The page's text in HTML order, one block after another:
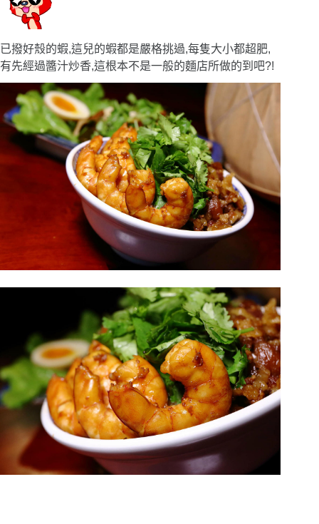
已撥好殼的蝦,這兒的蝦都是嚴格挑過,每隻大小都超肥,
有先經過醬汁炒香,這根本不是一般的麵店所做的到吧?!